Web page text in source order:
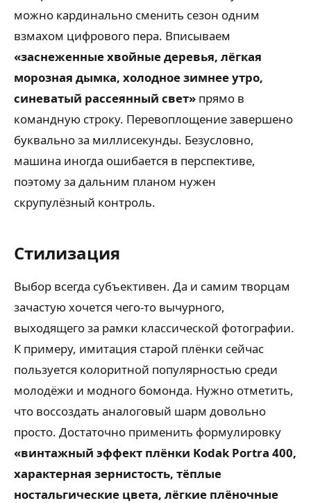
можно кардинально сменить сезон одним
взмахом цифрового пера. Вписываем
«заснеженные хвойные деревья, лёгкая
морозная дымка, холодное зимнее утро,
синеватый рассеянный свет» прямо в
командную строку. Перевоплощение завершено
буквально за миллисекунды. Безусловно,
машина иногда ошибается в перспективе,
поэтому за дальним планом нужен
скрупулёзный контроль.
Стилизация
Выбор всегда субъективен. Да и самим творцам
зачастую хочется чего-то вычурного,
выходящего за рамки классической фотографии.
К примеру, имитация старой плёнки сейчас
пользуется колоритной популярностью среди
молодёжи и модного бомонда. Нужно отметить,
что воссоздать аналоговый шарм довольно
просто. Достаточно применить формулировку
«винтажный эффект плёнки Kodak Portra 400,
характерная зернистость, тёплые
ностальгические цвета, лёгкие плёночные